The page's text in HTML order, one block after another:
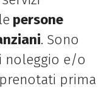
persone
. Sono
noleggio e/o
prima